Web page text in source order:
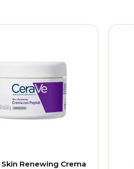
Skin Renewing Crema